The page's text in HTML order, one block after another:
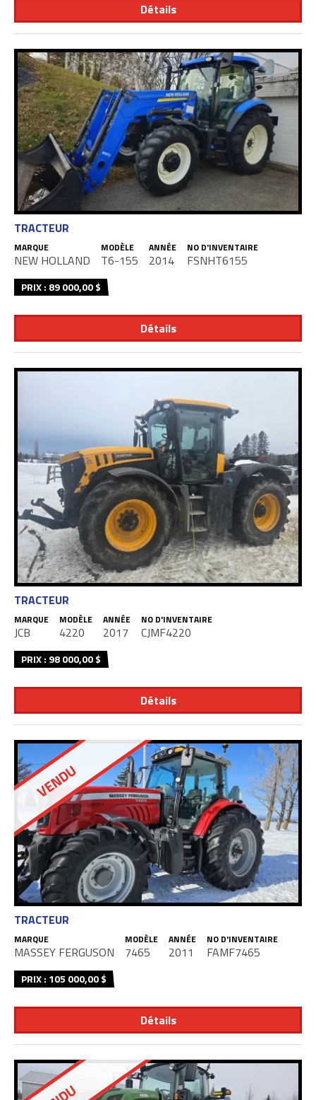
Détails
Détails
TRACTEUR
MARQUE
NEW HOLLAND
MODÈLE
T6-155
ANNÉE
2014
NO D'INVENTAIRE
FSNHT6155
PRIX : 89 000,00 $
Détails
TRACTEUR
MARQUE
JCB
MODÈLE
4220
ANNÉE
2017
NO D'INVENTAIRE
CJMF4220
PRIX : 98 000,00 $
VENDU
Détails
TRACTEUR
MARQUE
MASSEY FERGUSON
MODÈLE
7465
ANNÉE
2011
NO D'INVENTAIRE
FAMF7465
PRIX : 105 000,00 $